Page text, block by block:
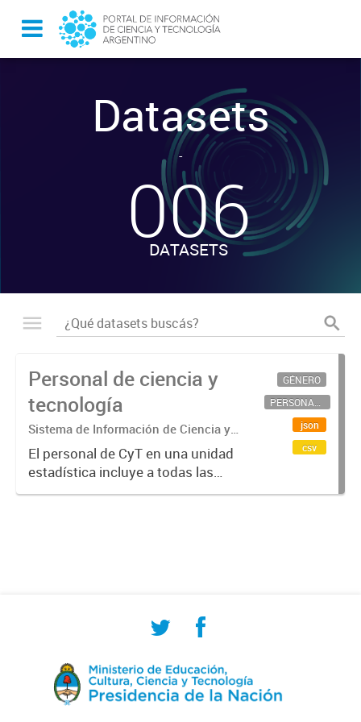
Datasets
-
006
DATASETS
Personal de ciencia y
tecnología
Sistema de Información de Ciencia y
Tecnología Argentino (SICYTAR)
El personal de CyT en una unidad
estadística incluye a todas las
personas involucradas
GÉNERO
PERSONAL CIENTÍFICO-TECNOLÓGICO
json
csv